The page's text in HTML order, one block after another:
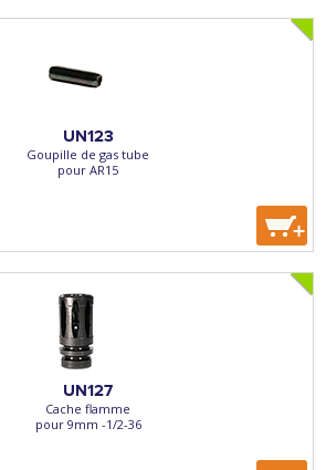
UN123
Goupille de gas tube
pour AR15
+
UN127
Cache flamme
pour 9mm -1/2-36